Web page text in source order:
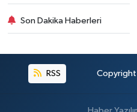
Son Dakika Haberleri
RSS Copyright